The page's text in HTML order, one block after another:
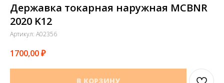
Державка токарная наружная MCBNR
2020 K12
Артикул: A02356
1700,00₽
В КОРЗИНУ